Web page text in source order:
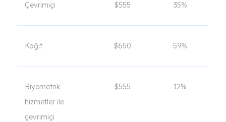
Çevrimiçi $555 35%
Kağıt $650 59%
Biyometrik
hizmetler ile
çevrimiçi
$555 12%